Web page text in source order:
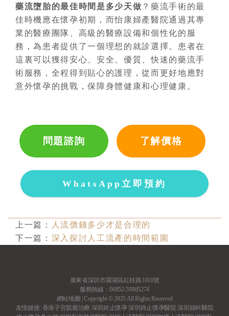
藥流墮胎的最佳時間是多少天做 ？藥流手術的最
佳時機應在懷孕初期，而怡康婦產醫院通過其專
業的醫療團隊、高級的醫療設備和個性化的服
務，為患者提供了一個理想的就診選擇。患者在
這裏可以獲得安心、安全、優質、快速的藥流手
術服務，全程得到貼心的護理，從而更好地應對
意外懷孕的挑戰，保障身體健康和心理健康。
問題諮詢 了解價格
WhatsApp立即預約
上一篇：
人流價錢多少才是合理的
下一篇： 深入探討人工流產的時間範圍
廣東省深圳市羅湖區紅桂路1018號
服務熱線：00852-59885274
網站地圖 | Copyright © 2025 All Rights Reserved
友情鏈接: 香港子宮肌瘤治療 深圳終止懷孕深圳終止懷孕醫院深圳婦科醫院